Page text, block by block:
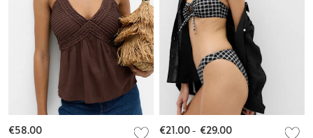
€58.00 €21.00- €29.00